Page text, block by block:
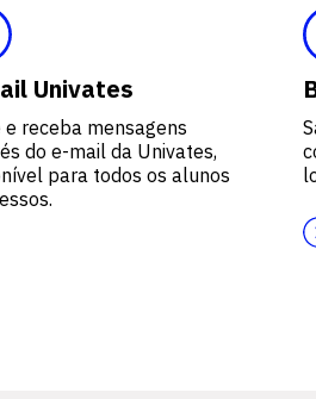
Univates
e receba mensagens
do e-mail da Univates,
para todos os alunos